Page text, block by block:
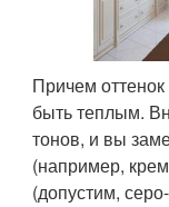
Причем
быть теплым.
тонов, и вы
(например,
(допустим,